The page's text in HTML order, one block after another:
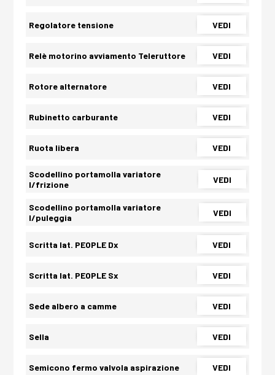
Regolatore tensione VEDI
Relè motorino avviamento Teleruttore VEDI
Rotore alternatore VEDI
Rubinetto carburante VEDI
Ruota libera VEDI
Scodellino portamolla variatore
l/frizione
VEDI
Scodellino portamolla variatore
l/puleggia
VEDI
Scritta lat. PEOPLE Dx VEDI
Scritta lat. PEOPLE Sx VEDI
Sede albero a camme VEDI
Sella VEDI
Semicono fermo valvola aspirazione VEDI